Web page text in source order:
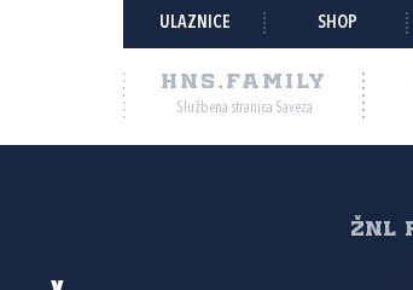
ULAZNICE SHOP
HNS.FAMILY
Službena stranica Saveza
žnl